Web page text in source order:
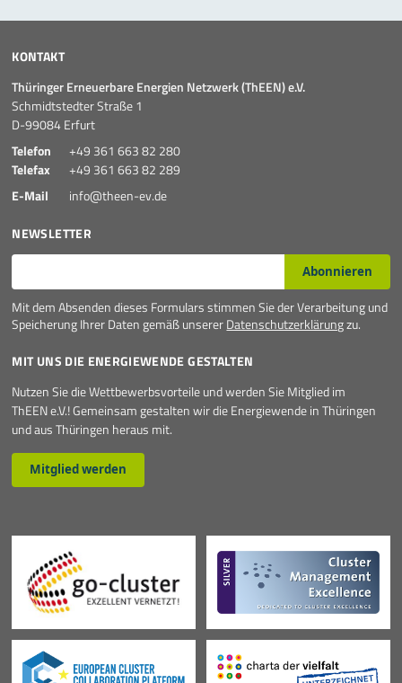
KONTAKT
Thüringer Erneuerbare Energien Netzwerk (ThEEN) e.V.
Schmidtstedter Straße 1
D-99084 Erfurt
Telefon
+49 361 663 82 280
Telefax
+49 361 663 82 289
E-Mail
info@theen-ev.de
NEWSLETTER
E-Mail* Abonnieren
Mit dem Absenden dieses Formulars stimmen Sie der Verarbeitung und
Speicherung Ihrer Daten gemäß unsererDatenschutzerklärungzu.
MIT UNS DIE ENERGIEWENDE GESTALTEN
Nutzen Sie die Wettbewerbsvorteile und werden Sie Mitglied im
ThEEN e.V.! Gemeinsam gestalten wir die Energiewende in Thüringen
und aus Thüringen heraus mit.
Mitglied werden